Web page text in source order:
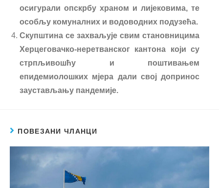
осигурали опскрбу храном и лијековима, те
особљу комуналних и водоводних подузећа.
Скупштина се захваљује свим становницима
Херцеговачко-неретванског кантона који су
стрпљивошћу и поштивањем
епидемиолошких мјера дали свој допринос
заустављању пандемије.
ПОВЕЗАНИ ЧЛАНЦИ